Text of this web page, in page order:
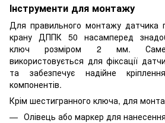
Інструменти для монтажу
Для правильного монтажу датчика
крану ДППК 50 насамперед
ключ розміром 2 мм. Саме
використовується для фіксації
та забезпечує надійне
компонентів.
Крім шестигранного ключа, для
Олівець або маркер для